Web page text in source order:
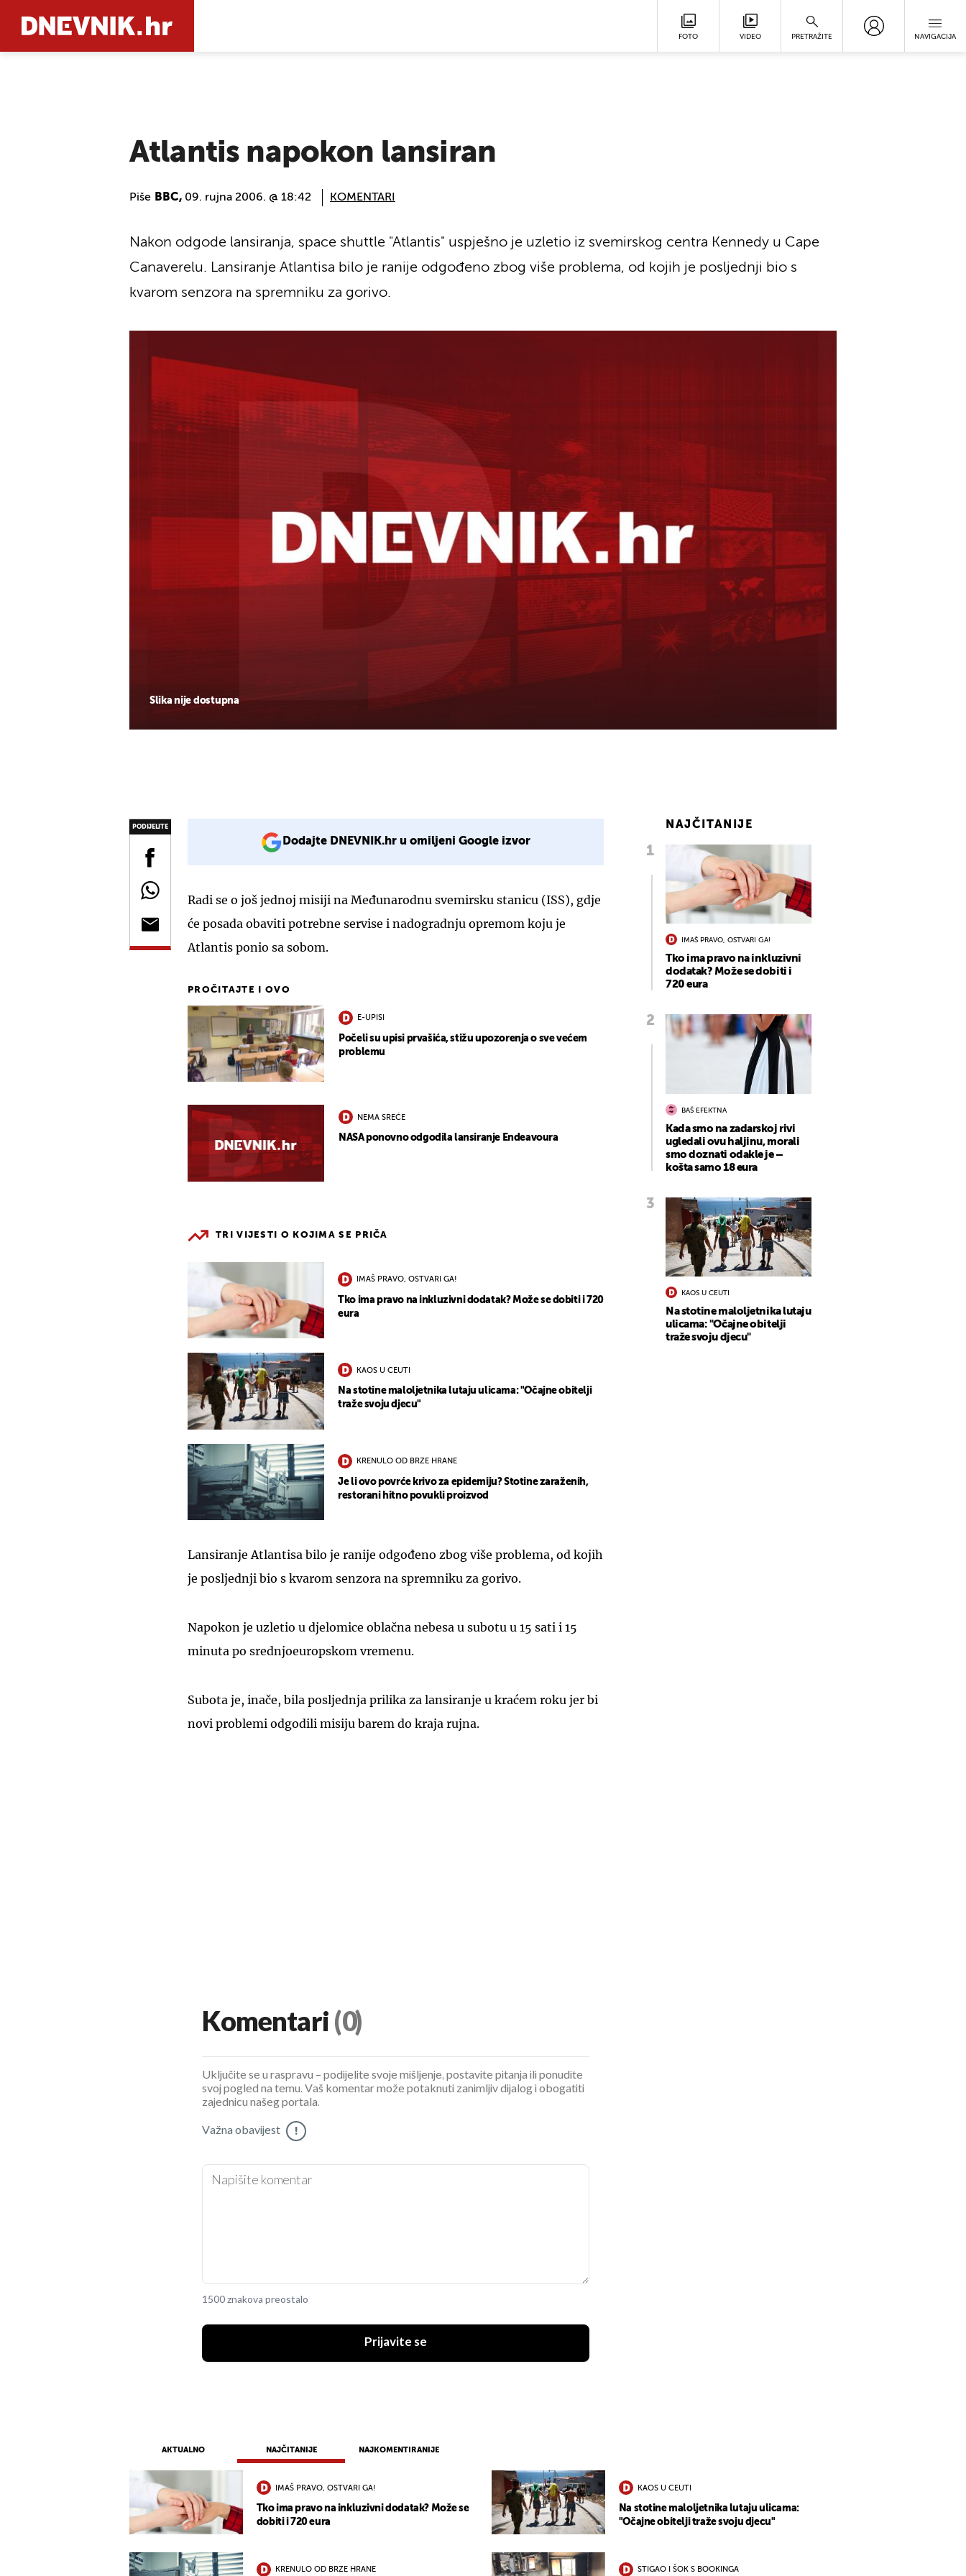
FOTO VIDEO PRETRAŽITE NAVIGACIJA
Atlantis napokon lansiran
Piše BBC, 09. rujna 2006. @ 18:42 KOMENTARI
Slika nije dostupna
Nakon odgode lansiranja, space shuttle "Atlantis" uspješno je uzletio iz svemirskog centra Kennedy u Cape
Canaverelu. Lansiranje Atlantisa bilo je ranije odgođeno zbog više problema, od kojih je posljednji bio s
kvarom senzora na spremniku za gorivo.
PODIJELITE
Dodajte DNEVNIK.hr u omiljeni Google izvor
Radi se o još jednoj misiji na Međunarodnu svemirsku stanicu (ISS), gdje
će posada obaviti potrebne servise i nadogradnju opremom koju je
Atlantis ponio sa sobom.
PROČITAJTE I OVO
E-UPISI
Počeli su upisi prvašića, stižu upozorenja o sve većem
problemu
NEMA SREĆE
NASA ponovno odgodila lansiranje Endeavoura
TRI VIJESTI O KOJIMA SE PRIČA
IMAŠ PRAVO, OSTVARI GA!
Tko ima pravo na inkluzivni dodatak? Može se dobiti i 720
eura
KAOS U CEUTI
Na stotine maloljetnika lutaju ulicama: "Očajne obitelji
traže svoju djecu"
KRENULO OD BRZE HRANE
Je li ovo povrće krivo za epidemiju? Stotine zaraženih,
restorani hitno povukli proizvod
Lansiranje Atlantisa bilo je ranije odgođeno zbog više problema, od kojih
je posljednji bio s kvarom senzora na spremniku za gorivo.
Napokon je uzletio u djelomice oblačna nebesa u subotu u 15 sati i 15
minuta po srednjoeuropskom vremenu.
Subota je, inače, bila posljednja prilika za lansiranje u kraćem roku jer bi
novi problemi odgodili misiju barem do kraja rujna.
NAJČITANIJE
IMAŠ PRAVO, OSTVARI GA!
Tko ima pravo na inkluzivni
dodatak? Može se dobiti i
720 eura
BAŠ EFEKTNA
Kada smo na zadarskoj rivi
ugledali ovu haljinu, morali
smo doznati odakle je –
košta samo 18 eura
KAOS U CEUTI
Na stotine maloljetnika lutaju
ulicama: "Očajne obitelji
traže svoju djecu"
Komentari (0)
Uključite se u raspravu – podijelite svoje mišljenje, postavite pitanja ili ponudite
svoj pogled na temu. Vaš komentar može potaknuti zanimljiv dijalog i obogatiti
zajednicu našeg portala.
Važna obavijest !
1500 znakova preostalo
Prijavite se
AKTUALNO NAJČITANIJE NAJKOMENTIRANIJE
IMAŠ PRAVO, OSTVARI GA!
Tko ima pravo na inkluzivni dodatak? Može se
dobiti i 720 eura
KAOS U CEUTI
Na stotine maloljetnika lutaju ulicama:
"Očajne obitelji traže svoju djecu"
KRENULO OD BRZE HRANE STIGAO I ŠOK S BOOKINGA
UKLJUČITE NOTIFIKACIJE